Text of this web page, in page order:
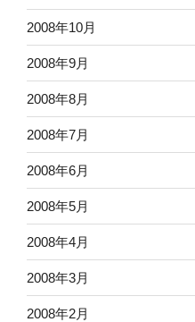
2008年10月
2008年9月
2008年8月
2008年7月
2008年6月
2008年5月
2008年4月
2008年3月
2008年2月